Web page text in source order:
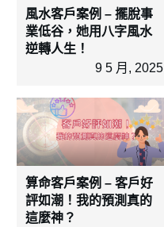
風水客戶案例 – 擺脫事
業低谷，她用八字風水
逆轉人生！
9 5 月, 2025
算命客戶案例 – 客戶好
評如潮！我的預測真的
這麼神？